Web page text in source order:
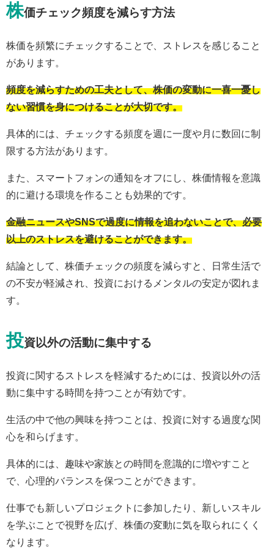
株価チェック頻度を減らす方法
株価を頻繁にチェックすることで、ストレスを感じること
があります。
頻度を減らすための工夫として、株価の変動に一喜一憂し
ない習慣を身につけることが大切です。
具体的には、チェックする頻度を週に一度や月に数回に制
限する方法があります。
また、スマートフォンの通知をオフにし、株価情報を意識
的に避ける環境を作ることも効果的です。
金融ニュースやSNSで過度に情報を追わないことで、必要
以上のストレスを避けることができます。
結論として、株価チェックの頻度を減らすと、日常生活で
の不安が軽減され、投資におけるメンタルの安定が図れま
す。
投資以外の活動に集中する
投資に関するストレスを軽減するためには、投資以外の活
動に集中する時間を持つことが有効です。
生活の中で他の興味を持つことは、投資に対する過度な関
心を和らげます。
具体的には、趣味や家族との時間を意識的に増やすこと
で、心理的バランスを保つことができます。
仕事でも新しいプロジェクトに参加したり、新しいスキル
を学ぶことで視野を広げ、株価の変動に気を取られにくく
なります。